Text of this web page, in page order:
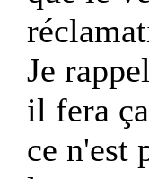
Je
il fera
ce n'est